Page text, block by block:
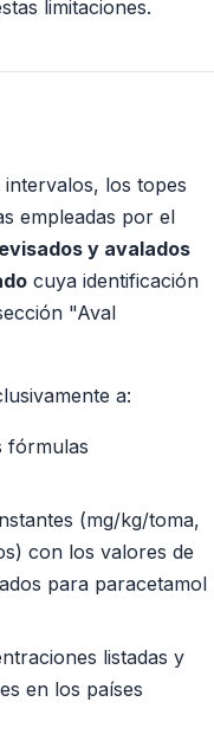
limitaciones.
los topes
empleadas por el
y avalados
cuya identificación
"Aval
a:
fórmulas
(mg/kg/toma,
con los valores de
para paracetamol
listadas y
en los países